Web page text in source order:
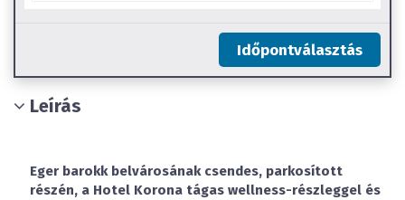
Időpontválasztás
Leírás
Eger barokk belvárosának csendes, parkosított
részén, a Hotel Korona tágas wellness-részleggel és